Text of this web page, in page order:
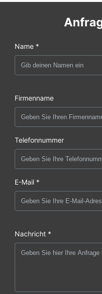
Name *
Firmenname
Telefonnummer
E-Mail *
Nachricht *